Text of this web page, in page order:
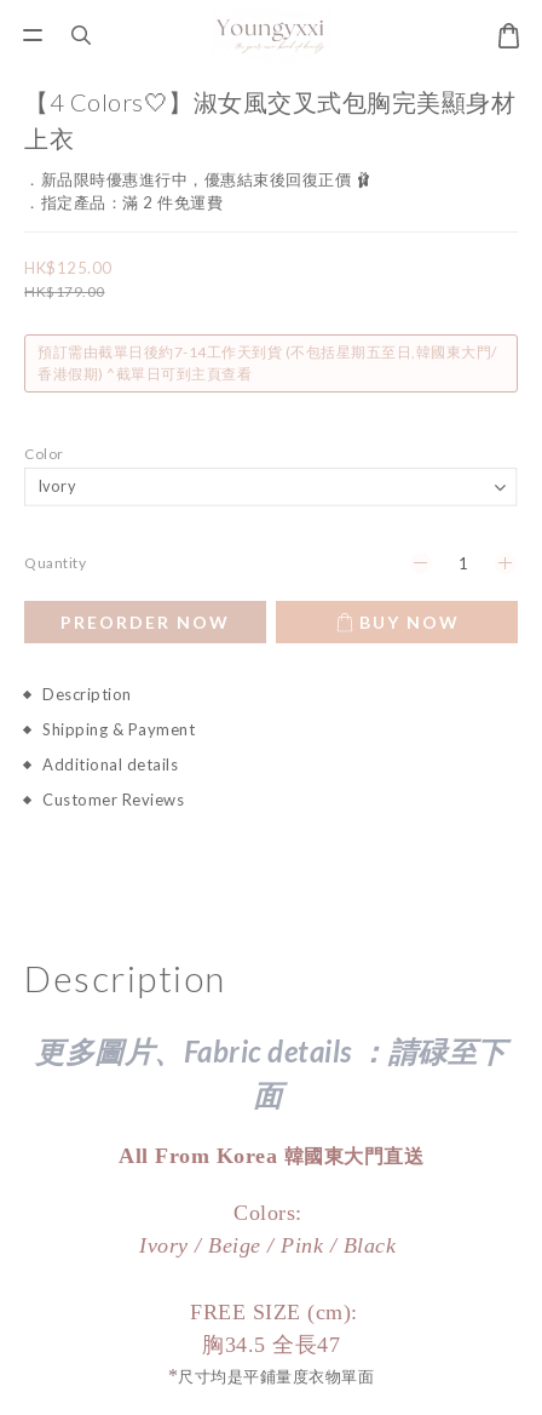
【4 Colors🤍】淑女風交叉式包胸完美顯身材
上衣
．新品限時優惠進行中，優惠結束後回復正價 🩰
．指定產品：滿 2 件免運費
HK$125.00
HK$179.00
預訂需由截單日後約7-14工作天到貨 (不包括星期五至日,韓國東大門/
香港假期) ^截單日可到主頁查看
Color
Quantity
PREORDER NOW BUY NOW
Description
Shipping & Payment
Additional details
Customer Reviews
Description
更多圖片、Fabric details ：請碌至下
面
All From Korea 韓國東大門直送
Colors:
Ivory / Beige / Pink / Black
FREE SIZE (cm):
胸34.5 全長47
*尺寸均是平鋪量度衣物單面